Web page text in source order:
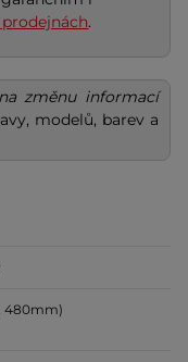
.
změnu informací
modelů, barev a
480mm)